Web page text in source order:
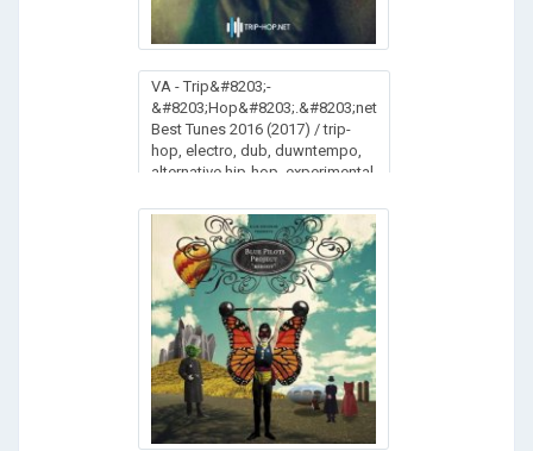
VA - Trip&#8203;-
&#8203;Hop&#8203;.&#8203;net
Best Tunes 2016 (2017) / trip-
hop, electro, dub, duwntempo,
alternative hip-hop, experimental